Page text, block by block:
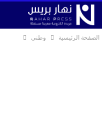
الصفحة الرئيسية وطني